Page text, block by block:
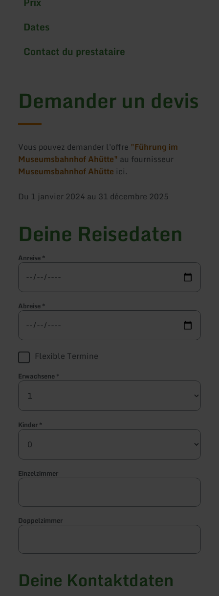
Dates
Contact du prestataire
Demander un devis
Vous pouvez demander l'offre "Führung im
Museumsbahnhof Ahütte" au fournisseur
Museumsbahnhof Ahütte ici.
Du 1 janvier 2024 au 31 décembre 2025
Deine Reisedaten
Anreise*
Abreise*
Flexible Termine
Erwachsene*
Kinder*
Einzelzimmer
Doppelzimmer
Deine Kontaktdaten